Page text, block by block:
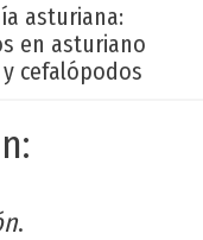
asturiana:
en asturiano
cefalópodos
.